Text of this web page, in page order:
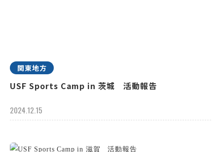
関東地方
USF Sports Camp in 茨城 活動報告
2024.12.15